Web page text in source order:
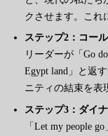
クさせます。これ
ステップ2：コー
リーダーが「Go
Egypt land」と返
ニティの結束を表
ステップ3：ダイ
「Let my people